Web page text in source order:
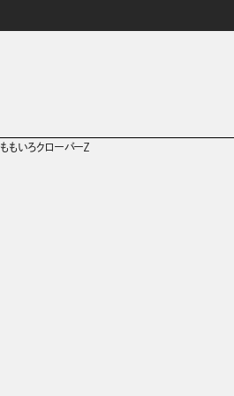
ももいろクローバーＺ